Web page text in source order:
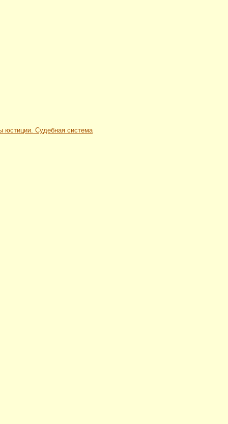
юстиции. Судебная система